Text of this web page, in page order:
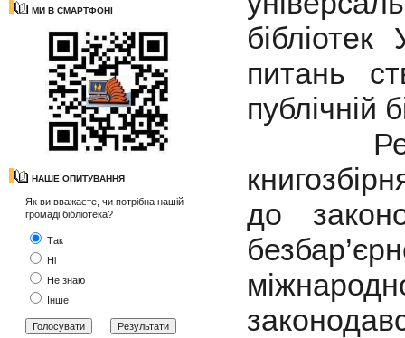
МИ В СМАРТФОНІ
НАШЕ ОПИТУВАННЯ
Як ви вважаєте, чи потрібна нашій
громаді бібліотека?
Так
Ні
Не знаю
Інше
питань
публічній
до